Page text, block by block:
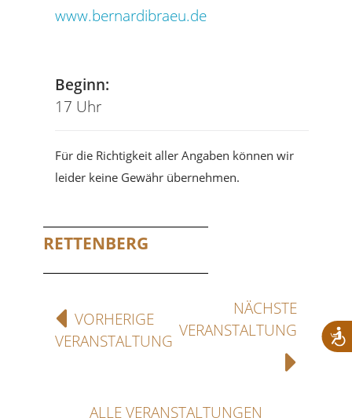
www.bernardibraeu.de
Beginn:
17 Uhr
Für die Richtigkeit aller Angaben können wir
leider keine Gewähr übernehmen.
RETTENBERG
VORHERIGE
VERANSTALTUNG
NÄCHSTE
VERANSTALTUNG
ALLE VERANSTALTUNGEN